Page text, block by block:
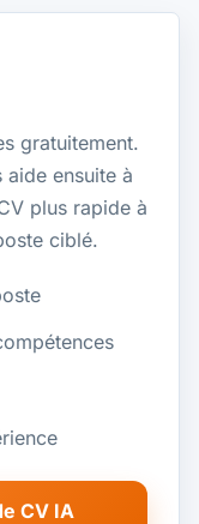
gratuitement.
ensuite à
plus rapide à
ciblé.
CV IA